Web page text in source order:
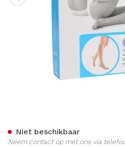
Niet beschikbaar
Neem contact op met ons via